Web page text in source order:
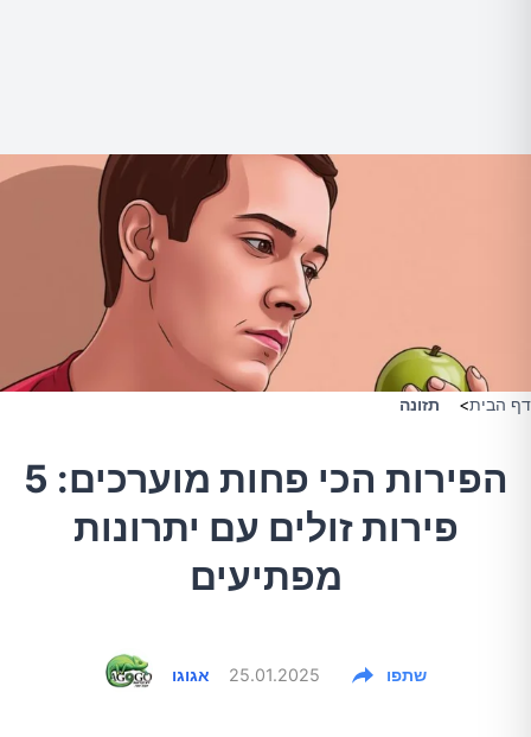
דף הבית> תזונה
הפירות הכי פחות מוערכים: 5
פירות זולים עם יתרונות
מפתיעים
אגוגו 25.01.2025 שתפו